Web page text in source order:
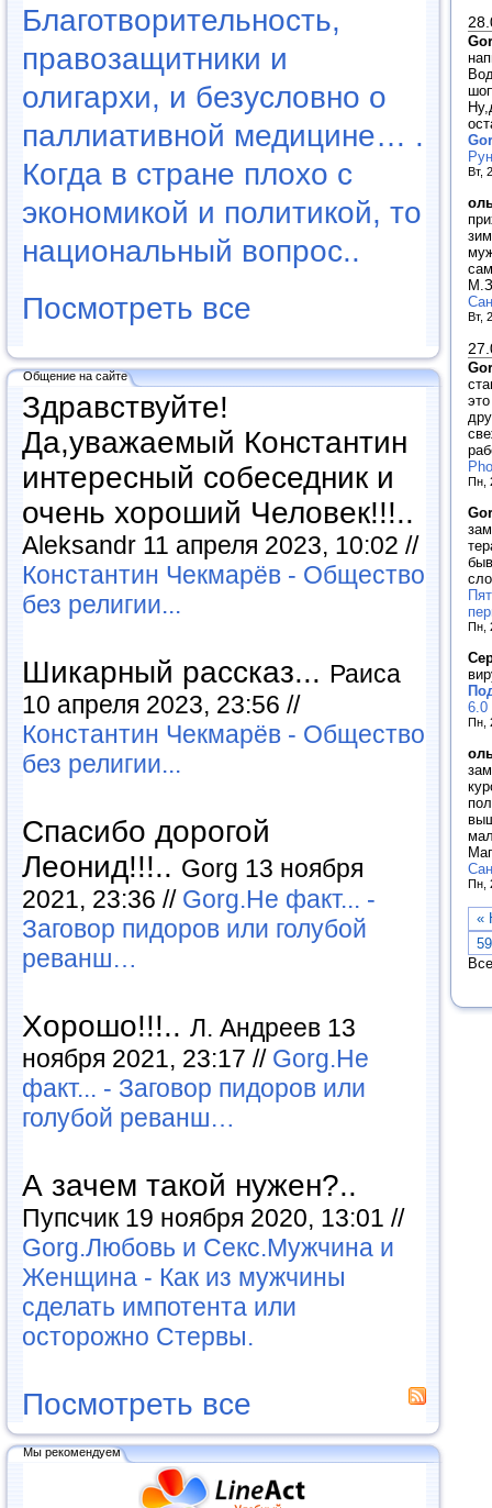
Благотворительность,
правозащитники и
олигархи, и безусловно о
паллиативной медицине… .
Когда в стране плохо с
экономикой и политикой, то
национальный вопрос..
Посмотреть все
Общение на сайте
Здравствуйте!
Да,уважаемый Константин
интересный собеседник и
очень хороший Человек!!!..
Aleksandr 11 апреля 2023, 10:02 //
Константин Чекмарёв - Общество
без религии...
Шикарный рассказ... Раиса
10 апреля 2023, 23:56 //
Константин Чекмарёв - Общество
без религии...
Спасибо дорогой
Леонид!!!.. Gorg 13 ноября
2021, 23:36 // Gorg.Не факт... -
Заговор пидоров или голубой
реванш…
Хорошо!!!.. Л. Андреев 13
ноября 2021, 23:17 // Gorg.Не
факт... - Заговор пидоров или
голубой реванш…
А зачем такой нужен?..
Пупсчик 19 ноября 2020, 13:01 //
Gorg.Любовь и Секс.Мужчина и
Женщина - Как из мужчины
сделать импотента или
осторожно Стервы.
Посмотреть все
Мы рекомендуем
Вт,
Вт,
Пн,
Пн,
6.0
Пн,
Пн,
«
59